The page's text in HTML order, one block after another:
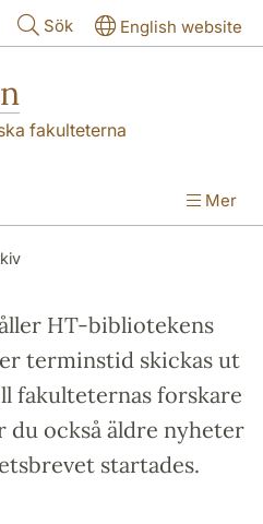
Sök English website
fakulteterna
Mer
HT-bibliotekens
terminstid skickas ut
fakulteternas forskare
också äldre nyheter
startades.